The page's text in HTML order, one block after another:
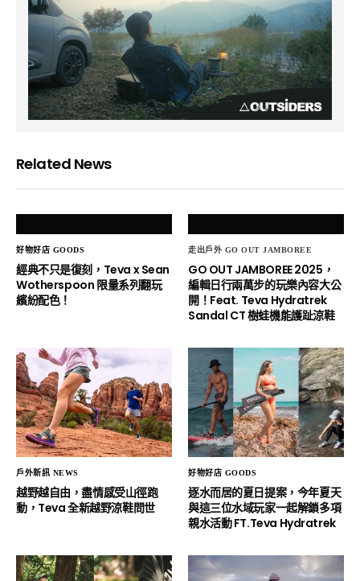
Related News
好物好店 GOODS
經典不只是復刻，Teva x Sean
Wotherspoon 限量系列翻玩
繽紛配色！
走出戶外 GO OUT JAMBOREE
GO OUT JAMBOREE 2025，
編輯日行兩萬步的玩樂內容大公
開！Feat. Teva Hydratrek
Sandal CT 樹蛙機能護趾涼鞋
戶外新訊 NEWS
越野越自由，盡情感受山徑跑
動，Teva 全新越野涼鞋問世
好物好店 GOODS
逐水而居的夏日提案，今年夏天
與這三位水域玩家一起解鎖多項
親水活動 FT.Teva Hydratrek